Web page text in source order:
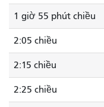
1 giờ 55 phút chiều
2:05 chiều
2:15 chiều
2:25 chiều